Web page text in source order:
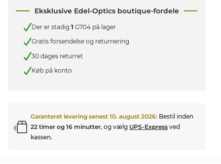
Eksklusive Edel-Optics boutique-fordele
Der er stadig 1 G704 på lager
Gratis forsendelse og returnering
30 dages returret
Køb på konto
Garanteret levering senest 10. august 2026: Bestil inden
22 timer og 16 minutter, og vælg UPS-Express ved
kassen.